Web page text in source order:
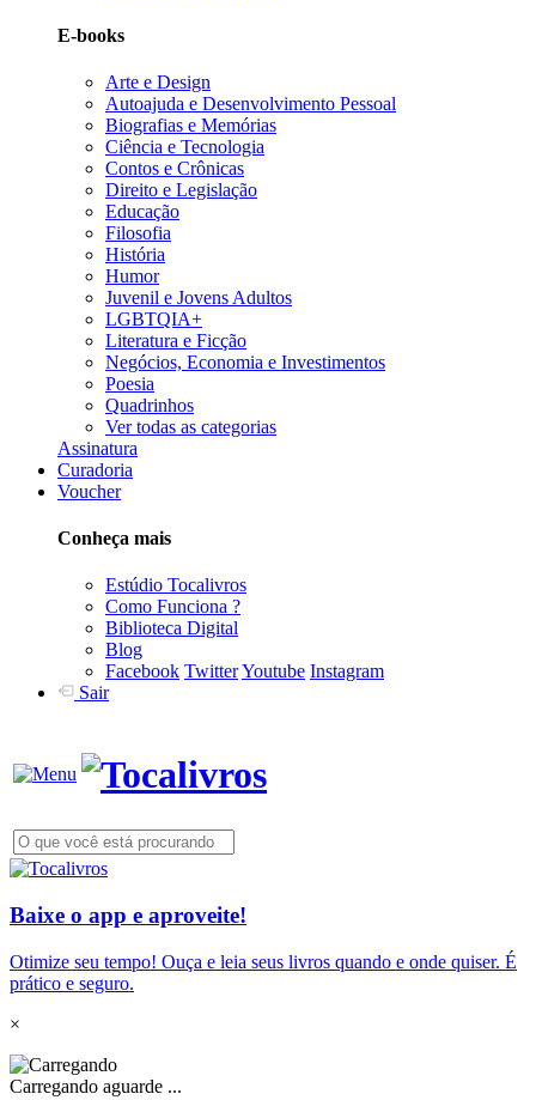
E-books
Arte e Design
Autoajuda e Desenvolvimento Pessoal
Biografias e Memórias
Ciência e Tecnologia
Contos e Crônicas
Direito e Legislação
Educação
Filosofia
História
Humor
Juvenil e Jovens Adultos
LGBTQIA+
Literatura e Ficção
Negócios, Economia e Investimentos
Poesia
Quadrinhos
Ver todas as categorias
Assinatura
Curadoria
Voucher
Conheça mais
Estúdio Tocalivros
Como Funciona ?
Biblioteca Digital
Blog
Facebook TwitterYoutube Instagram
Sair
Baixe o app e aproveite!
Otimize seu tempo! Ouça e leia seus livros quando e onde quiser. É
prático e seguro.
×
Carregando aguarde ...